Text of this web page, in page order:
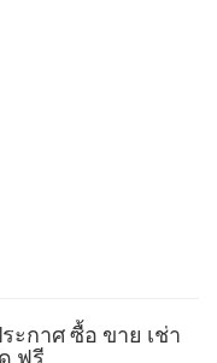
ระกาศ ซื้อ ขาย เช่า
ฟรี